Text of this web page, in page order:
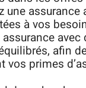
une assurance
à vos
assurance
afin
vos primes